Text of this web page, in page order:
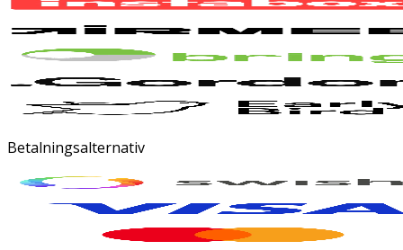
Betalningsalternativ